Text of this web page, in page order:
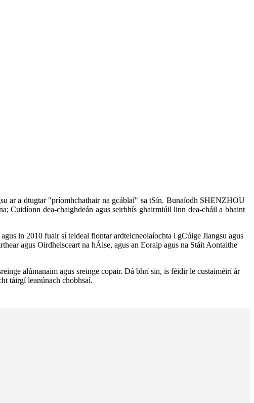
a dtugtar "príomhchathair na gcáblaí" sa tSín. Bunaíodh SHENZHOU
Cuidíonn dea-chaighdeán agus seirbhís ghairmiúil linn dea-cháil a bhaint
in 2010 fuair sí teideal fiontar ardteicneolaíochta i gCúige Jiangsu agus
agus Oirdheisceart na hÁise, agus an Eoraip agus na Stáit Aontaithe
alúmanaim agus sreinge copair. Dá bhrí sin, is féidir le custaiméirí ár
táirgí leanúnach chobhsaí.